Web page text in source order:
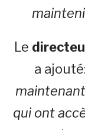
Le
a ajouté:
qui ont